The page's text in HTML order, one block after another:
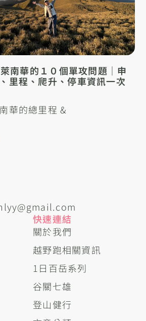
南華的１０個單攻問題｜申
里程、爬升、停車資訊一次
華的總里程 &
快速連結
關於我們
越野跑相關資訊
1日百岳系列
谷關七雄
登山健行